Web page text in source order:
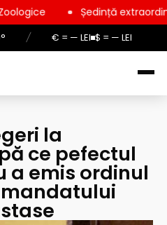
/ € = — LEI $ = — LEI
Ședință extraordinară la
la
ce pefectul
a emis ordinul